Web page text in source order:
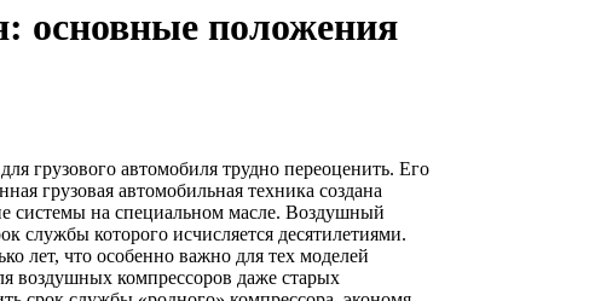
основные положения
грузового автомобиля трудно переоценить. Его
грузовая автомобильная техника создана
системы на специальном масле. Воздушный
службы которого исчисляется десятилетиями.
лет, что особенно важно для тех моделей
воздушных компрессоров даже старых